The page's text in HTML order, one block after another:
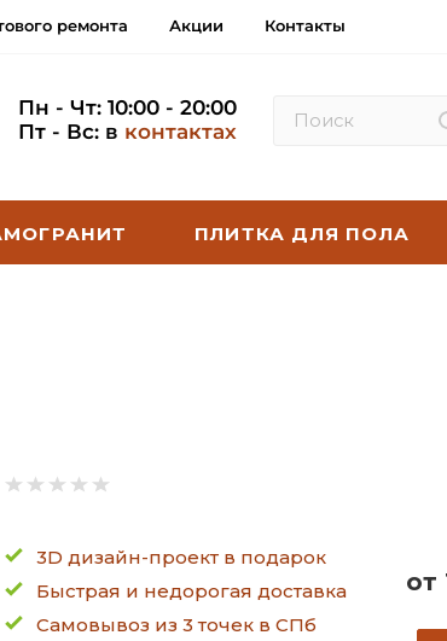
ремонта Акции Контакты
Пн - Чт: 10:00 - 20:00
Пт - Вс: в контактах
ПЛИТКА ДЛЯ ПОЛА
3D дизайн-проект в подарок
Быстрая и недорогая доставка
Самовывоз из 3 точек в СПб
от